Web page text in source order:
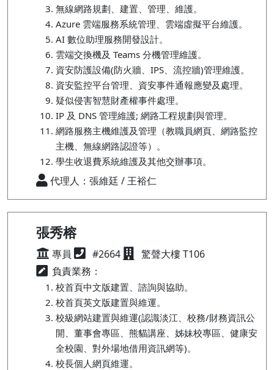
無線網路規劃、建置、管理、維護。
Azure 雲端服務系統管理、雲端虛擬平台維護。
AI 數位助理服務開發設計。
雲端交換機及 Teams 分機管理維護。
資安防護設備(防火牆、IPS、流控牆)管理維護。
資安監控平台管理、資安事件通報應變及處理。
疑似侵害智慧財產權事件處理。
IP 及 DNS 管理維護; 網路工程規劃與管理。
網路服務主機維護及管理（教職員網頁、網路監控
主機、無線網路認證等）。
學生收退費系統維護及其他交辦事項。
代理人：張維廷 / 王裕仁
張秀榕
專員 #2664
驚聲大樓 T106
負責業務：
校首頁中文版建置、諮詢與協助。
校首頁英文版建置與維運。
校級網站建置與維運(認識淡江、校務/財務資訊公
開、董事會專區、熊貓講座、姊妹校專區、健康安
全校園、對外場地借用資訊網等)。
校長個人網頁維運。